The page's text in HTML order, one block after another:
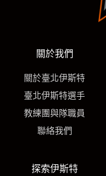
關於我們
關於臺北伊斯特
臺北伊斯特選手
教練團與隊職員
聯絡我們
探索伊斯特